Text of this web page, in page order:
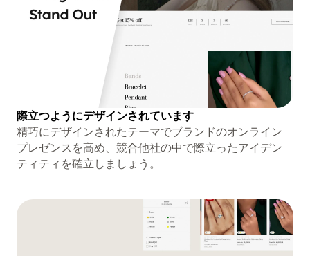
際立つようにデザインされています
精巧にデザインされたテーマでブランドのオンライン
プレゼンスを高め、競合他社の中で際立ったアイデン
ティティを確立しましょう。